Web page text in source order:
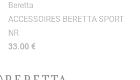
Beretta
ACCESSOIRES BERETTA SPORT
NR
33.00 €